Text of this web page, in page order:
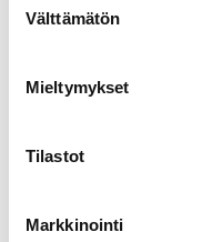
valinta
Välttämätön
Mieltymykset
Tilastot
Markkinointi